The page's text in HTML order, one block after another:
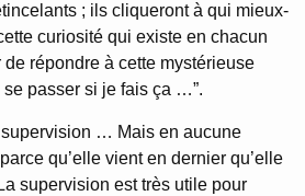
; ils cliqueront à qui mieux-
curiosité qui existe en chacun
répondre à cette mystérieuse
se passer si je fais ça …”.
… Mais en aucune
qu’elle vient en dernier qu’elle
supervision est très utile pour